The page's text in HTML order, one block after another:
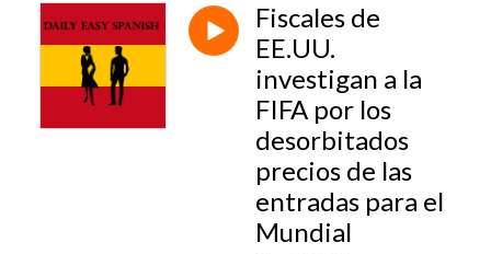
Fiscales de
EE.UU.
investigan a la
FIFA por los
desorbitados
precios de las
entradas para el
Mundial